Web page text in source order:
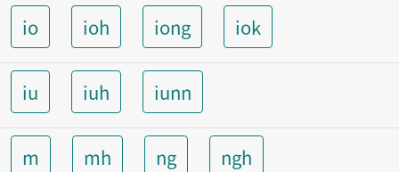
io ioh iong iok
iu iuh iunn
m mh ng ngh